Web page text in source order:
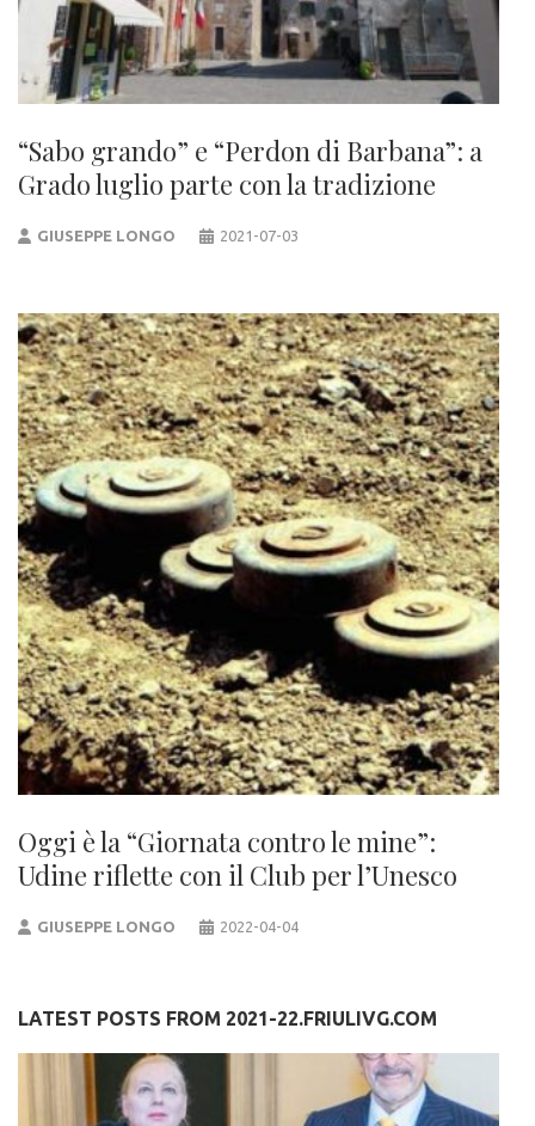
“Sabo grando” e “Perdon di Barbana”: a
Grado luglio parte con la tradizione
GIUSEPPE LONGO 2021-07-03
Oggi è la “Giornata contro le mine”:
Udine riflette con il Club per l’Unesco
GIUSEPPE LONGO 2022-04-04
LATEST POSTS FROM 2021-22.FRIULIVG.COM